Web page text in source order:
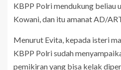
KBPP Polri mendukung beliau
Kowani, dan itu amanat AD/
Menurut Evita, kepada isteri
KBPP Polri sudah
pemikiran yang bisa kelak